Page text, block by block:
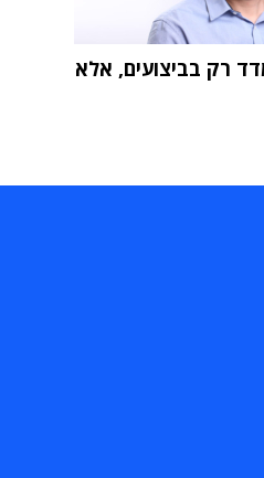
רק בביצועים, אלא